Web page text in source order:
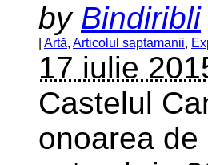
by Bindiribli
Artă, Articolul saptamanii,
17 iulie
Castelul
onoarea